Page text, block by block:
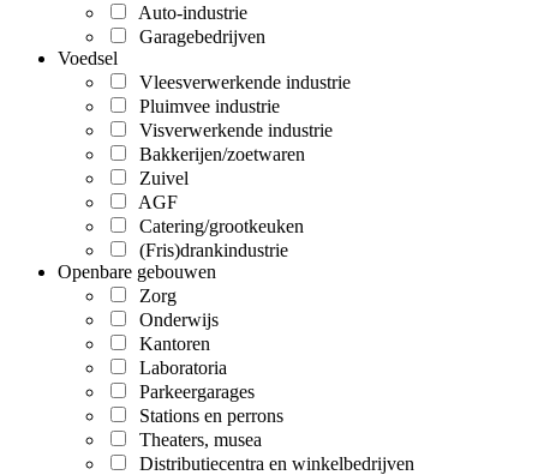
Auto-industrie
Garagebedrijven
Voedsel
Vleesverwerkende industrie
Pluimvee industrie
Visverwerkende industrie
Bakkerijen/zoetwaren
Zuivel
AGF
Catering/grootkeuken
(Fris)drankindustrie
Openbare gebouwen
Zorg
Onderwijs
Kantoren
Laboratoria
Parkeergarages
Stations en perrons
Theaters, musea
Distributiecentra en winkelbedrijven